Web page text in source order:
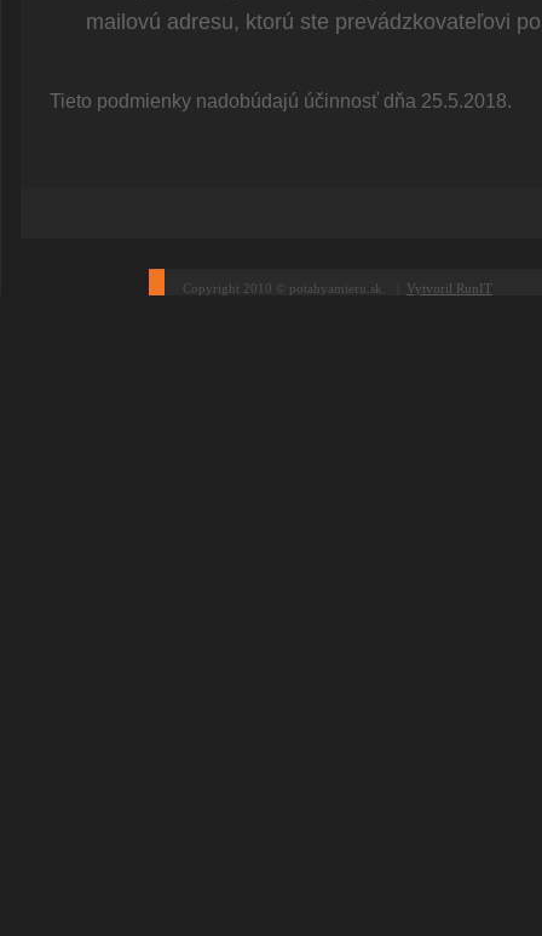
mailovú adresu, ktorú ste prevádzkovateľovi
Tieto podmienky nadobúdajú účinnosť dňa 25.5.2018.
Copyright 2010 © potahyamieru.sk. | Vytvoril RunIT